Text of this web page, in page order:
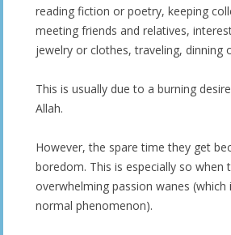
reading fiction or poetry, keeping
meeting friends and relatives,
jewelry or clothes, traveling, dinning
This is usually due to a burning
Allah.
However, the spare time they get
boredom. This is especially so when
overwhelming passion wanes (which
normal phenomenon).